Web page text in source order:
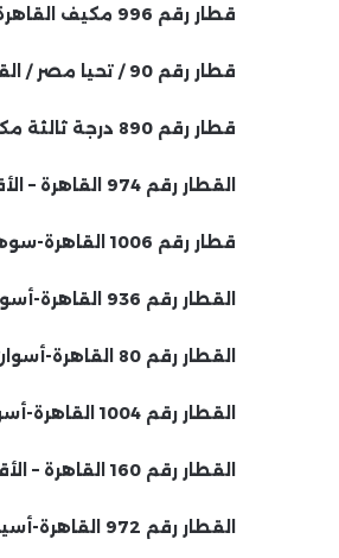
قطار رقم 996 مكيف القاهرة-أسوان موعد الاقلاع 10:00 مساء
قطار رقم 90 / تحيا مصر / القاهرة – أسوان ينطلق الساعة 10:10 مساءً
قطار رقم 890 درجة ثالثة مكيف القاهرة سوهاج موعد الاقلاع 11:30 مساء
القطار رقم 974 القاهرة – الأقصر (مكيف) ينطلق الساعة 5:30 صباحًا
قطار رقم 1006 القاهرة-سوهاج (مهواة) ينطلق الساعة 6:00 صباحاً
القطار رقم 936 القاهرة-أسوان (المكيف) ينطلق الساعة 7:35.
القطار رقم 80 القاهرة-أسوان (مهواة) ينطلق الساعة 9:00 صباحًا
القطار رقم 1004 القاهرة-أسوان (مهواة) ينطلق الساعة 9:30 صباحًا
القطار رقم 160 القاهرة – الأقصر (مكيف) ينطلق الساعة 12:15 ظهرا
القطار رقم 972 القاهرة-أسيوط (مهواة) ينطلق الساعة 16:20.